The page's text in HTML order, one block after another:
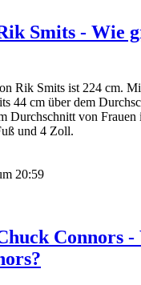
Smits - Wie
Rik Smits ist 224 cm.
44 cm über dem
Durchschnitt von
und 4 Zoll.
20:59
Connors